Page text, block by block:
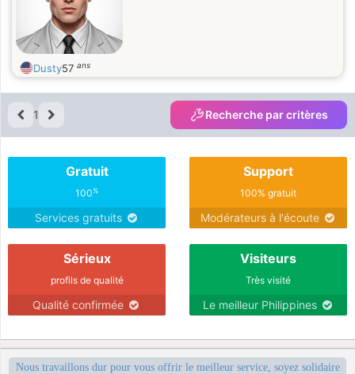
Dusty57 ans
1 Recherche par critères
Gratuit
100%
Services gratuits
Support
100% gratuit
Modérateurs à l'écoute
Sérieux
profils de qualité
Qualité confirmée
Visiteurs
Très visité
Le meilleur Philippines
Nous travaillons dur pour vous offrir le meilleur service, soyez solidaire